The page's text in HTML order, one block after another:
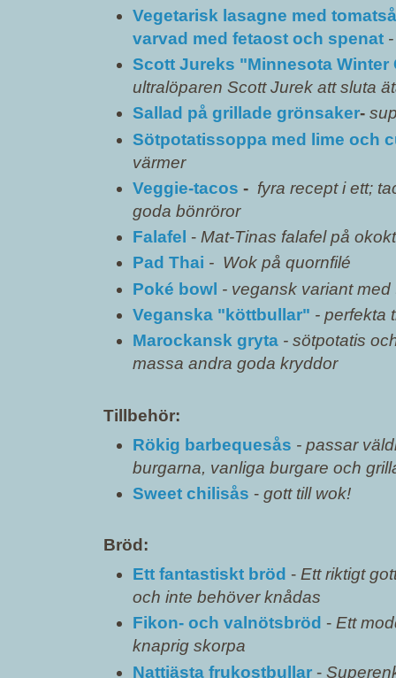
Vegetarisk lasagne med
varvad med fetaost och spenat
Scott Jureks "Minnesota
ultralöparen Scott Jurek att sluta
Sallad på grillade grönsaker-
Sötpotatissoppa med lime och
värmer
Veggie-tacos - fyra recept i ett;
goda bönröror
Falafel - Mat-Tinas falafel på
Pad Thai - Wok på quornfilé
Poké bowl - vegansk variant med
Veganska "köttbullar" - perfekta
Marockansk gryta - sötpotatis
massa andra goda kryddor
Tillbehör:
Rökig barbequesås - passar
burgarna, vanliga burgare och
Sweet chilisås - gott till wok!
Bröd:
Ett fantastiskt bröd - Ett riktigt
och inte behöver knådas
Fikon- och valnötsbröd - Ett
knaprig skorpa
Nattjästa frukostbullar -